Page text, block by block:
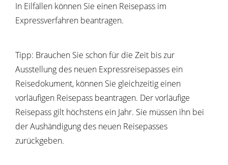
In Eilfällen können Sie einen Reisepass im
Expressverfahren beantragen.
Tipp: Brauchen Sie schon für die Zeit bis zur
Ausstellung des neuen Expressreisepasses ein
Reisedokument, können Sie gleichzeitig einen
vorläufigen Reisepass beantragen. Der vorläufige
Reisepass gilt höchstens ein Jahr. Sie müssen ihn bei
der Aushändigung des neuen Reisepasses
zurückgeben.